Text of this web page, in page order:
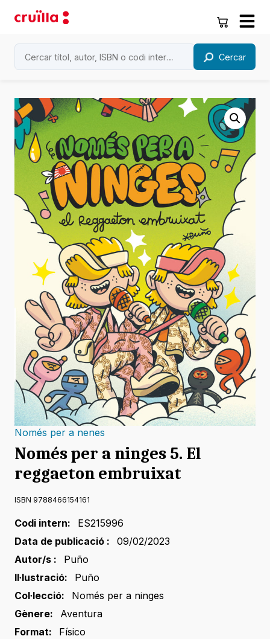
Cercar
Només per a nenes
Només per a ninges 5. El
reggaeton embruixat
ISBN 9788466154161
Codi intern:
ES215996
Data de publicació :
09/02/2023
Autor/s :
Puño
Il·lustració:
Puño
Col·lecció:
Només per a ninges
Gènere:
Aventura
Format:
Físico